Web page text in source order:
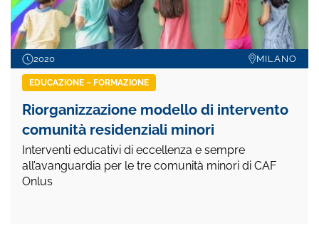
2020 MILANO
EDUCAZIONE – FORMAZIONE
Riorganizzazione modello di intervento
comunità residenziali minori
Interventi educativi di eccellenza e sempre
all’avanguardia per le tre comunità minori di CAF
Onlus